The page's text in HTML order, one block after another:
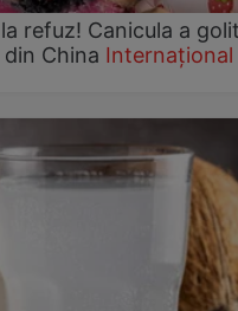
refuz! Canicula a
China Internațional